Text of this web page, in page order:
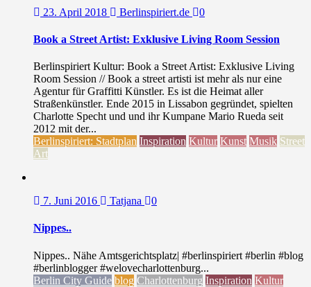
23. April 2018 Berlinspiriert.de 0
Book a Street Artist: Exklusive Living Room Session
Berlinspiriert Kultur: Book a Street Artist: Exklusive Living
Room Session // Book a street artisti ist mehr als nur eine
Agentur für Graffitti Künstler. Es ist die Heimat aller
Straßenkünstler. Ende 2015 in Lissabon gegründet, spielten
Charlotte Specht und und ihr Kumpane Mario Rueda seit
2012 mit der...
Berlinspiriert: Stadtplan Inspiration Kultur Kunst Musik Street
Art
7. Juni 2016 Tatjana 0
Nippes..
Nippes.. Nähe Amtsgerichtsplatz| #berlinspiriert #berlin #blog
#berlinblogger #welovecharlottenburg...
Berlin City Guide blog Charlottenburg Inspiration Kultur